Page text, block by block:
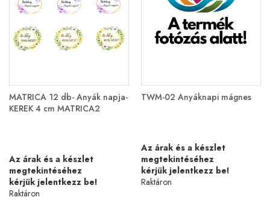
MATRICA 12 db- Anyák napja-
KEREK 4 cm MATRICA2
Az árak és a készlet
megtekintéséhez
kérjük jelentkezz be!
Raktáron
TWM-02 Anyáknapi mágnes
Az árak és a készlet
megtekintéséhez
kérjük jelentkezz be!
Raktáron